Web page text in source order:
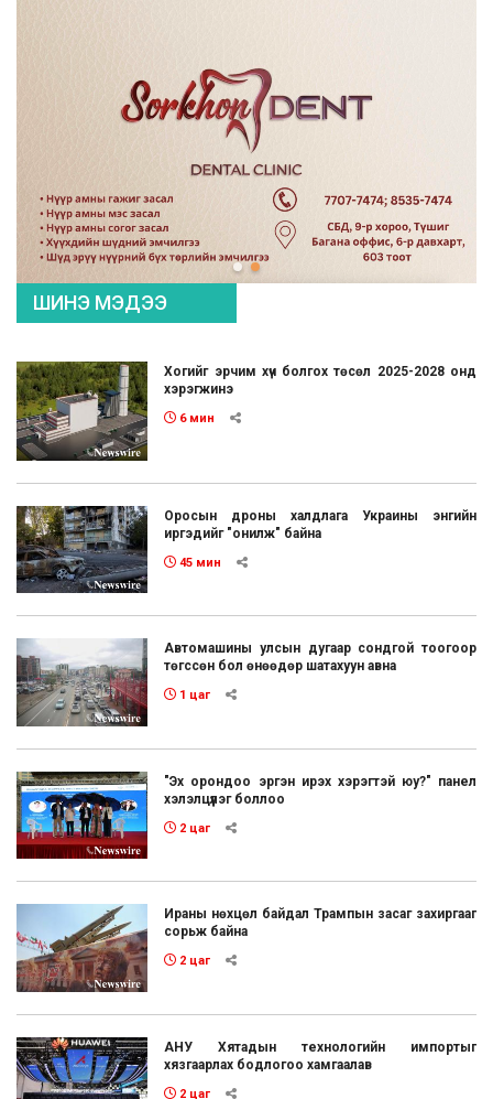
ШИНЭ МЭДЭЭ
Хогийг эрчим хүч болгох төсөл 2025-2028 онд
хэрэгжинэ
6 мин
Оросын дроны халдлага Украины энгийн
иргэдийг "онилж" байна
45 мин
Автомашины улсын дугаар сондгой тоогоор
төгссөн бол өнөөдөр шатахуун авна
1 цаг
"Эх орондоо эргэн ирэх хэрэгтэй юу?" панел
хэлэлцүүлэг боллоо
2 цаг
Ираны нөхцөл байдал Трампын засаг захиргааг
сорьж байна
2 цаг
АНУ Хятадын технологийн импортыг
хязгаарлах бодлогоо хамгаалав
2 цаг